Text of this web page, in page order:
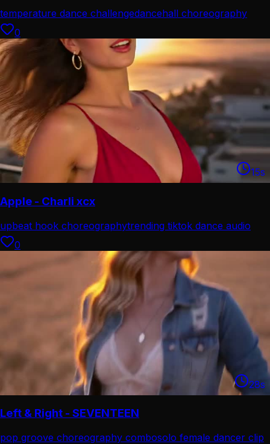
temperature dance challengedancehall choreography
combo
0
15s
Apple - Charli xcx
upbeat hook choreographytrending tiktok dance audio
0
28s
Left & Right - SEVENTEEN
pop groove choreography combosolo female dancer clip